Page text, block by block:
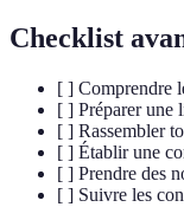
Checklist
[ ] Comprendre
[ ] Préparer une
[ ] Rassembler
[ ] Établir une
[ ] Prendre des
[ ] Suivre les